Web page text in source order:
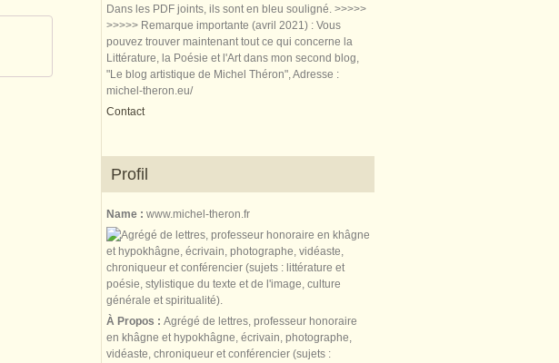
Dans les PDF joints, ils sont en bleu souligné. >>>>>
>>>>> Remarque importante (avril 2021) : Vous
pouvez trouver maintenant tout ce qui concerne la
Littérature, la Poésie et l'Art dans mon second blog,
"Le blog artistique de Michel Théron", Adresse :
michel-theron.eu/
Contact
Profil
Name : www.michel-theron.fr
À Propos : Agrégé de lettres, professeur honoraire
en khâgne et hypokhâgne, écrivain, photographe,
vidéaste, chroniqueur et conférencier (sujets :